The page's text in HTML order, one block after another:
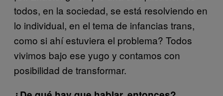
todos, en la sociedad, se está resolviendo en
lo individual, en el tema de infancias trans,
como si ahí estuviera el problema? Todos
vivimos bajo ese yugo y contamos con
posibilidad de transformar.